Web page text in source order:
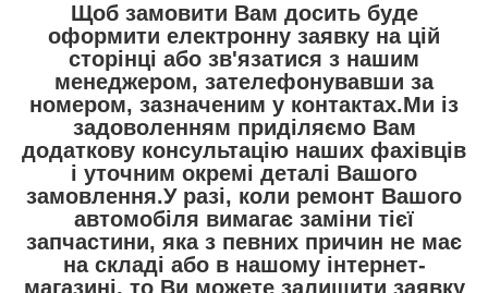
Щоб замовити Вам досить буде
оформити електронну заявку на цій
сторінці або зв'язатися з нашим
менеджером, зателефонувавши за
номером, зазначеним у контактах.Ми із
задоволенням приділяємо Вам
додаткову консультацію наших фахівців
і уточним окремі деталі Вашого
замовлення.У разі, коли ремонт Вашого
автомобіля вимагає заміни тієї
запчастини, яка з певних причин не має
на складі або в нашому інтернет-
магазині, то Ви можете залишити заявку